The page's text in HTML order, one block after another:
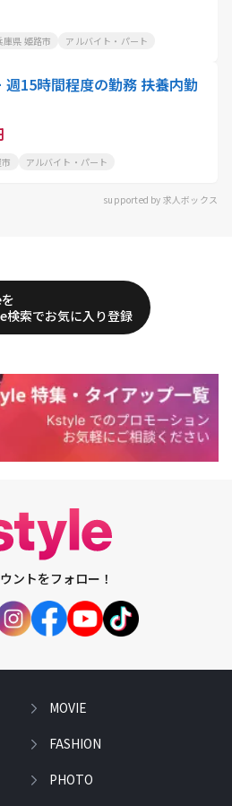
庫県 姫路市 アルバイト・パート
15時間程度の勤務 扶養内勤
アルバイト・パート
supported by 求人ボックス
検索でお気に入り登録
ントをフォロー！
MOVIE
FASHION
PHOTO